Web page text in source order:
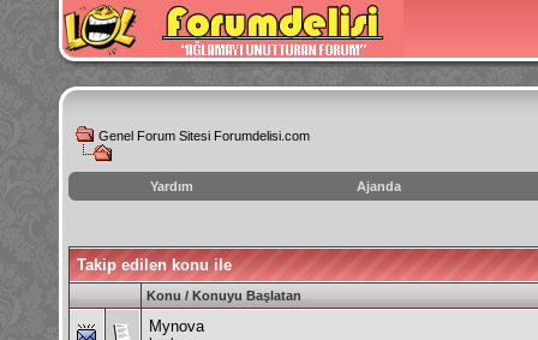
Genel Forum Sitesi Forumdelisi.com
Yardım Ajanda
izlenme
hilesi
Takip edilen konu ile
Konu / Konuyu Başlatan
Mynova